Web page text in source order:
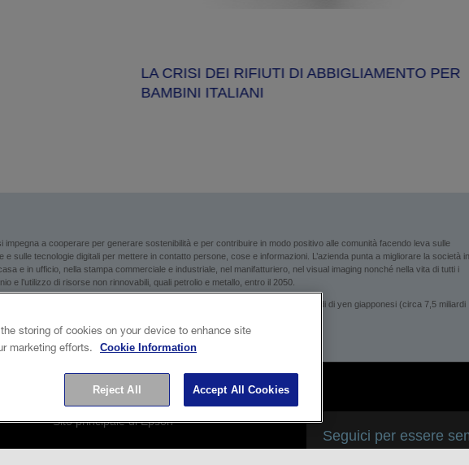
LA CRISI DEI RIFIUTI DI ABBIGLIAMENTO PER
BAMBINI ITALIANI
impegna a cooperare per generare sostenibilità e per contribuire in modo positivo alle comunità facendo leva sulle
sulle tecnologie digitali per mettere in contatto persone, cose e informazioni. L’azienda punta a migliorare la società in
e in ufficio, nella stampa commerciale e industriale, nel manifatturiero, nel visual imaging nonché nella vita di tutti i
e l’utilizzo di risorse non rinnovabili, quali petrolio e metallo, entro il 2050.
in Giappone, il Gruppo Epson genera un fatturato annuo di circa 1.000 miliardi di yen giapponesi (circa 7,5 miliardi
Sito principale di Epson
Informazioni sui cookie
Seguici per essere
storing of cookies on your device to enhance site
marketing efforts.
Cookie Information
Reject All Accept All Cookies